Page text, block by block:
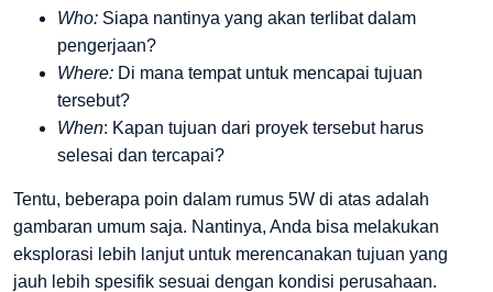
Who: Siapa nantinya yang akan terlibat dalam
pengerjaan?
Where: Di mana tempat untuk mencapai tujuan
tersebut?
When: Kapan tujuan dari proyek tersebut harus
selesai dan tercapai?
Tentu, beberapa poin dalam rumus 5W di atas adalah
gambaran umum saja. Nantinya, Anda bisa melakukan
eksplorasi lebih lanjut untuk merencanakan tujuan yang
jauh lebih spesifik sesuai dengan kondisi perusahaan.